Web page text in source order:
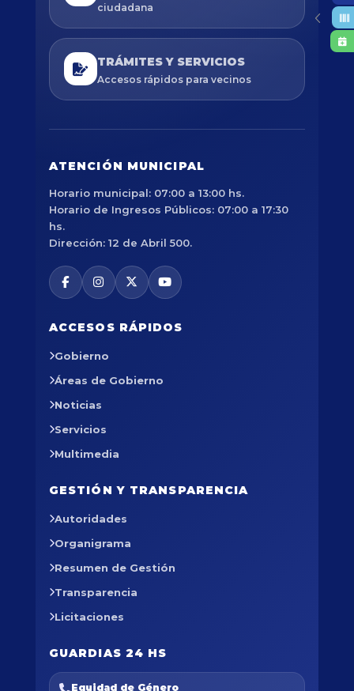
ciudadana
TRÁMITES Y SERVICIOS
Accesos rápidos para vecinos
ATENCIÓN MUNICIPAL
Horario municipal: 07:00 a 13:00 hs.
Horario de Ingresos Públicos: 07:00 a 17:30
hs.
Dirección: 12 de Abril 500.
ACCESOS RÁPIDOS
Gobierno
Áreas de Gobierno
Noticias
Servicios
Multimedia
GESTIÓN Y TRANSPARENCIA
Autoridades
Organigrama
Resumen de Gestión
Transparencia
Licitaciones
GUARDIAS 24 HS
Equidad de Género